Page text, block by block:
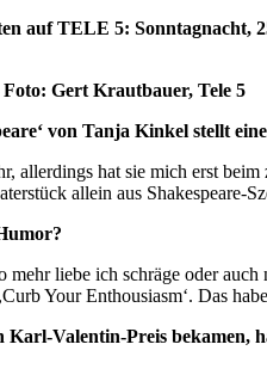
auf TELE 5:
Gert Krautbauer, Tele 5
von Tanja Kinkel stellt
allerdings hat sie mich erst
allein aus Shakespeare-
mehr liebe ich schräge oder
Your Enthousiasm‘. Das
Karl-Valentin-Preis bekamen,